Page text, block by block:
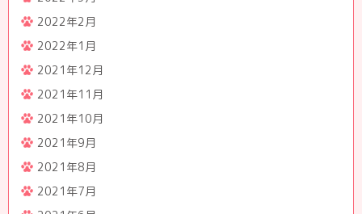
2022年2月
2022年1月
2021年12月
2021年11月
2021年10月
2021年9月
2021年8月
2021年7月